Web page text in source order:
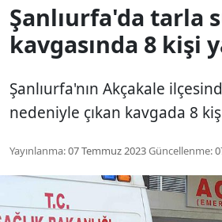
Şanlıurfa'da tarla
kavgasında 8 kişi
Şanlıurfa'nın Akçakale
nedeniyle çıkan kavgada 8
Yayınlanma:07 Temmuz 2023Güncellenme: